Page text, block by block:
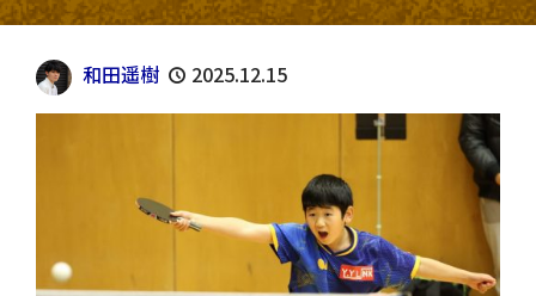
和田遥樹 2025.12.15